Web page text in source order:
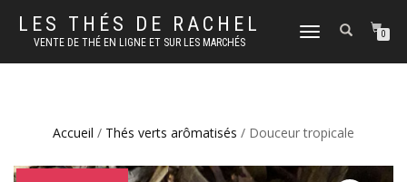
LES THÉS DE RACHEL
VENTE DE THÉ EN LIGNE ET SUR LES MARCHÉS
DÉPLIER
NAVIGATION
0
Accueil / Thés verts arômatisés / Douceur tropicale